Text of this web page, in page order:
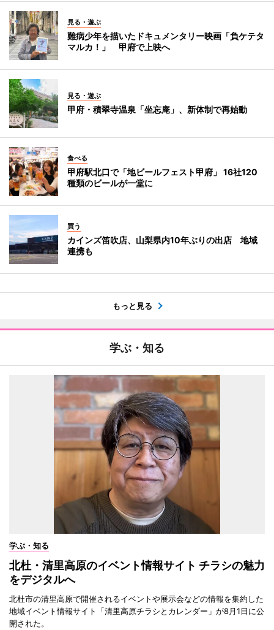
見る・遊ぶ
難病少年を描いたドキュメンタリー映画「負ケテタ
マルカ！」 甲府で上映へ
見る・遊ぶ
甲府・積翠寺温泉「坐忘庵」、新体制で再始動
食べる
甲府駅北口で「地ビールフェスト甲府」 16社120
種類のビールが一堂に
買う
カインズ笛吹店、山梨県内10年ぶりの出店 地域
連携も
もっと見る
学ぶ・知る
学ぶ・知る
北杜・清里高原のイベント情報サイト チラシの魅力
をデジタルへ
北杜市の清里高原で開催されるイベントや展示会などの情報を集約した
地域イベント情報サイト「清里高原チラシとカレンダー」が8月1日に公
開された。